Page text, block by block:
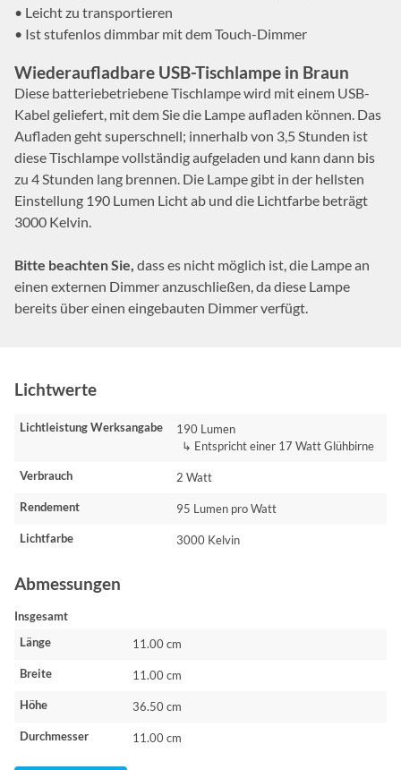
• Leicht zu transportieren
• Ist stufenlos dimmbar mit dem Touch-Dimmer
Wiederaufladbare USB-Tischlampe in Braun
Diese batteriebetriebene Tischlampe wird mit einem USB-
Kabel geliefert, mit dem Sie die Lampe aufladen können. Das
Aufladen geht superschnell; innerhalb von 3,5 Stunden ist
diese Tischlampe vollständig aufgeladen und kann dann bis
zu 4 Stunden lang brennen. Die Lampe gibt in der hellsten
Einstellung 190 Lumen Licht ab und die Lichtfarbe beträgt
3000 Kelvin.
Bitte beachten Sie, dass es nicht möglich ist, die Lampe an
einen externen Dimmer anzuschließen, da diese Lampe
bereits über einen eingebauten Dimmer verfügt.
Lichtwerte
Lichtleistung Werksangabe
190 Lumen
↳ Entspricht einer 17 Watt Glühbirne
Verbrauch 2 Watt
Rendement 95 Lumen pro Watt
Lichtfarbe 3000 Kelvin
Abmessungen
Insgesamt
Länge
11.00 cm
Breite 11.00 cm
Höhe 36.50 cm
Durchmesser 11.00 cm